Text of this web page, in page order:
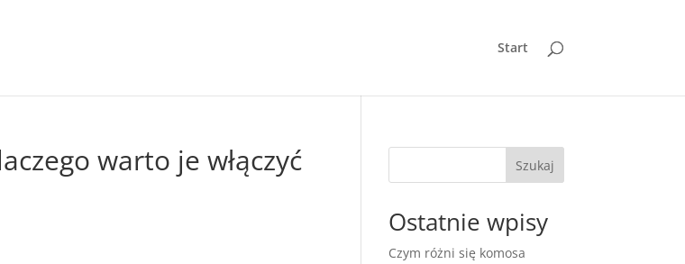
Start
warto je włączyć Szukaj
Ostatnie wpisy
Czym różni się komosa